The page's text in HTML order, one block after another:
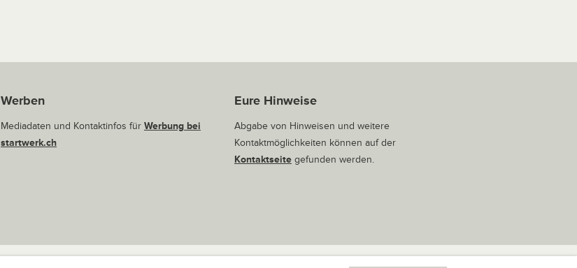
Werben
Mediadaten und Kontaktinfos für Werbung bei
startwerk.ch
Eure Hinweise
Abgabe von Hinweisen und weitere
Kontaktmöglichkeiten können auf der
Kontaktseitegefunden werden.